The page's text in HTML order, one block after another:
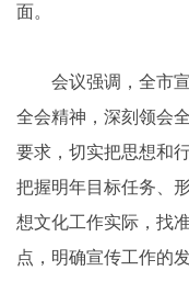
面。
会议强调，全市宣
全会精神，深刻领会
要求，切实把思想和
把握明年目标任务、
想文化工作实际，找
点，明确宣传工作的